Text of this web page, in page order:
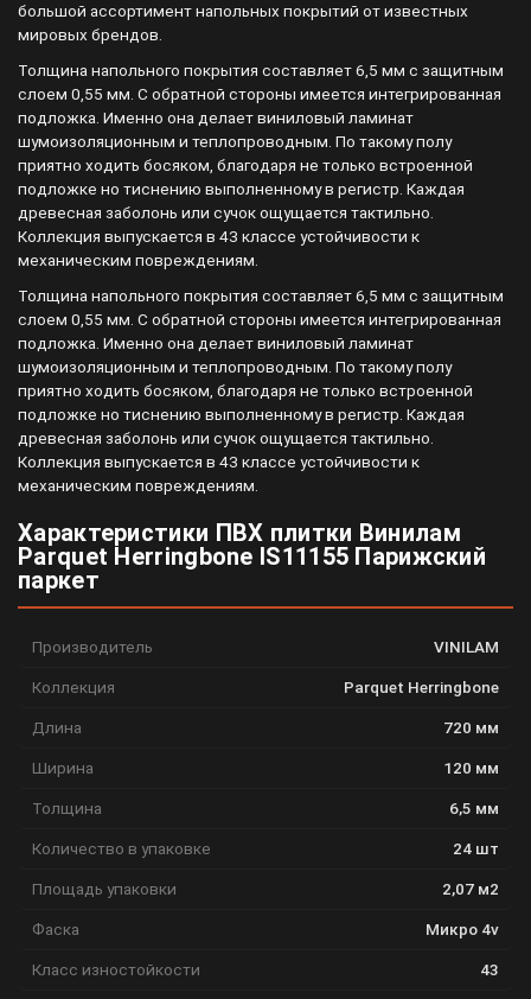
большой ассортимент напольных покрытий от известных
мировых брендов.
Толщина напольного покрытия составляет 6,5 мм с защитным
слоем 0,55 мм. С обратной стороны имеется интегрированная
подложка. Именно она делает виниловый ламинат
шумоизоляционным и теплопроводным. По такому полу
приятно ходить босяком, благодаря не только встроенной
подложке но тиснению выполненному в регистр. Каждая
древесная заболонь или сучок ощущается тактильно.
Коллекция выпускается в 43 классе устойчивости к
механическим повреждениям.
Толщина напольного покрытия составляет 6,5 мм с защитным
слоем 0,55 мм. С обратной стороны имеется интегрированная
подложка. Именно она делает виниловый ламинат
шумоизоляционным и теплопроводным. По такому полу
приятно ходить босяком, благодаря не только встроенной
подложке но тиснению выполненному в регистр. Каждая
древесная заболонь или сучок ощущается тактильно.
Коллекция выпускается в 43 классе устойчивости к
механическим повреждениям.
Характеристики ПВХ плитки Винилам
Parquet Herringbone IS11155 Парижский
паркет
Производитель VINILAM
Коллекция Parquet Herringbone
Длина 720 мм
Ширина 120 мм
Толщина 6,5 мм
Количество в упаковке 24 шт
Площадь упаковки 2,07 м2
Фаска Микро 4v
Класс изностойкости 43